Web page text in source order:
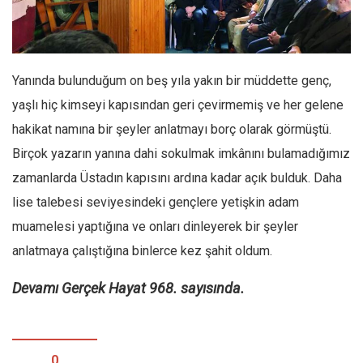
Facebook
Instagram
Editörden
Kemal Özer
Mahmut Toptaş
Yvonne Ridley
Barış Tarımcıoğlu
Ömer Kayani
Yusuf Armağan
Leyla Şerif Emin
Yanında bulunduğum on beş yıla yakın bir müddette genç,
yaşlı hiç kimseyi kapısından geri çevirmemiş ve her gelene
hakikat namına bir şeyler anlatmayı borç olarak görmüştü.
Birçok yazarın yanına dahi sokulmak imkânını bulamadığımız
zamanlarda Üstadın kapısını ardına kadar açık bulduk. Daha
lise talebesi seviyesindeki gençlere yetişkin adam
muamelesi yaptığına ve onları dinleyerek bir şeyler
anlatmaya çalıştığına binlerce kez şahit oldum.
Devamı Gerçek Hayat 968. sayısında.